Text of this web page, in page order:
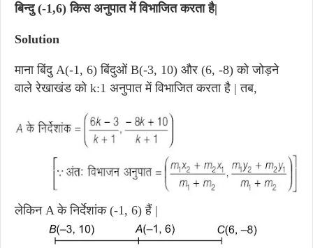
बिन्दु (-1,6) किस अनुपात में विभाजित करता है|
Solution
माना बिंदु A(-1, 6) बिंदुओं B(-3, 10) और (6, -8) को जोड़ने
वाले रेखाखंड को k:1 अनुपात में विभाजित करता है | तब,
लेकिन A के निर्देशांक (-1, 6) हैं |